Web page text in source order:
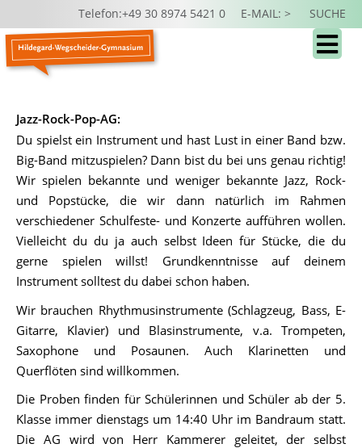
Telefon:+49 30 8974 5421 0 E-MAIL: > SUCHE
Jazz-Rock-Pop-AG:
Du spielst ein Instrument und hast Lust in einer Band bzw.
Big-Band mitzuspielen? Dann bist du bei uns genau richtig!
Wir spielen bekannte und weniger bekannte Jazz, Rock-
und Popstücke, die wir dann natürlich im Rahmen
verschiedener Schulfeste- und Konzerte aufführen wollen.
Vielleicht du du ja auch selbst Ideen für Stücke, die du
gerne spielen willst! Grundkenntnisse auf deinem
Instrument solltest du dabei schon haben.
Wir brauchen Rhythmusinstrumente (Schlagzeug, Bass, E-
Gitarre, Klavier) und Blasinstrumente, v.a. Trompeten,
Saxophone und Posaunen. Auch Klarinetten und
Querflöten sind willkommen.
Die Proben finden für Schülerinnen und Schüler ab der 5.
Klasse immer dienstags um 14:40 Uhr im Bandraum statt.
Die AG wird von Herr Kammerer geleitet, der selbst